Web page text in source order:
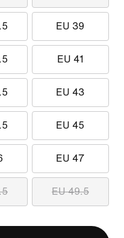
EU 39
EU 41
EU 43
EU 45
EU 47
EU 49.5